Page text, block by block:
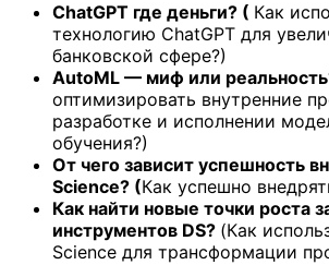
ChatGPT где деньги? ( Как
технологию ChatGPT для
банковской сфере?)
AutoML — миф или
оптимизировать внутренние
разработке и исполнении
обучения?)
От чего зависит успешность
Science? (Как успешно
Как найти новые точки роста
инструментов DS? (Как
Science для трансформации